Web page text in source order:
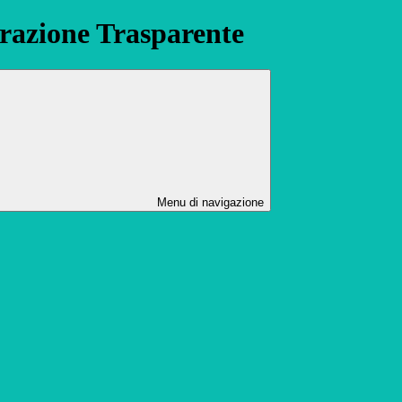
Trasparente
Menu di navigazione